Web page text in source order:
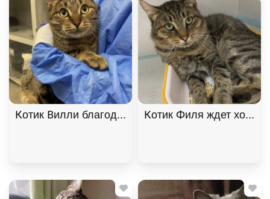
Котик Вилли благодарный и ласковый ищет
Котик Филя ждет